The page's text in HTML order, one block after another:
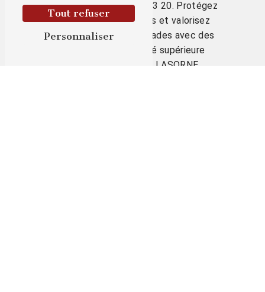
téléphone au 03 44 43 23 20. Protégez
efficacement vos murs et valorisez
l'esthétique de vos façades avec des
couvertines de qualité supérieure
fabriquées par EURL LASORNE.
Tout refuser
Personnaliser